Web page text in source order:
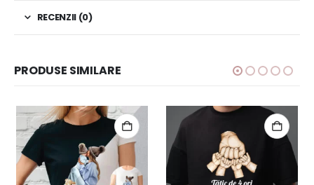
RECENZII (0)
PRODUSE SIMILARE